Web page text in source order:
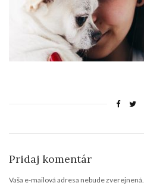
Pridaj komentár
Vaša e-mailová adresa nebude zverejnená.